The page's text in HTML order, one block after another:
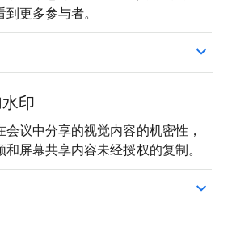
更多参与者。
印
议中分享的视觉内容的机密性，
屏幕共享内容未经授权的复制。